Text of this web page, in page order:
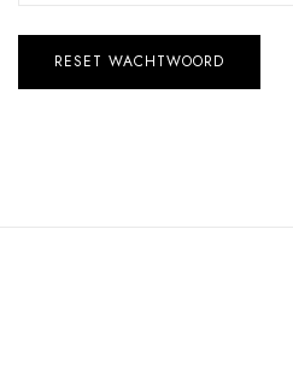
RESET WACHTWOORD